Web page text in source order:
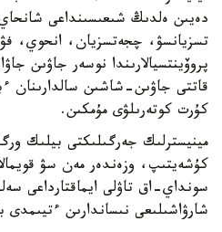
دەيىن ەلدىڭ شىعىسىنداعى
تسزيانسۋ، چجەتسزيان، انحوي،
پروۆينتسيالارىندا نوسەر جاۋىن
قاتتى جاۋىن-شاشىن سالدارىنان
كۇرت كوتەرىلۋى مۇمكىن.
مينيسترلىك جەرگىلىكتى بيلىك
كۇشەيتىپ، وزەندەر مەن سۋ
سونداي-اق تاۋلى ايماقتارداعى
شارۋاشىلىعى نىساندارىن ءتيىمدى